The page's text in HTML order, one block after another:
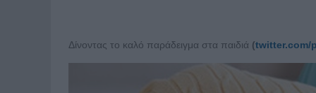
Δίνοντας το καλό παράδειγμα στα παιδιά (twitter.com/